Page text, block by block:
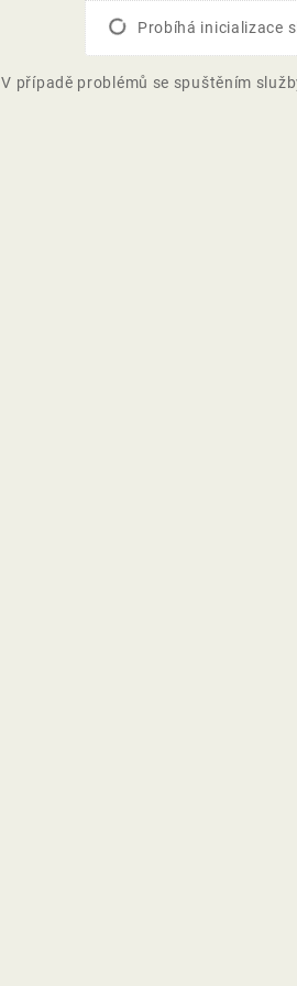
Probíhá inicializace
V případě problémů se spuštěním